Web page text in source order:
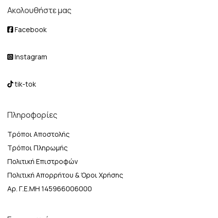
Ακολουθήστε μας
Facebook
Instagram
tik-tok
Πληροφορίες
Τρόποι Αποστολής
Τρόποι Πληρωμής
Πολιτική Επιστροφών
Πολιτική Απορρήτου & Όροι Χρήσης
Αρ. Γ.Ε.ΜΗ 145966006000